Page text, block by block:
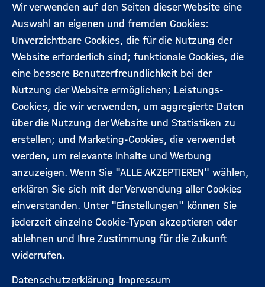
Wir verwenden auf den Seiten dieser Website eine
Auswahl an eigenen und fremden Cookies:
Unverzichtbare Cookies, die für die Nutzung der
Website erforderlich sind; funktionale Cookies, die
eine bessere Benutzerfreundlichkeit bei der
Nutzung der Website ermöglichen; Leistungs-
Cookies, die wir verwenden, um aggregierte Daten
über die Nutzung der Website und Statistiken zu
erstellen; und Marketing-Cookies, die verwendet
werden, um relevante Inhalte und Werbung
anzuzeigen. Wenn Sie "ALLE AKZEPTIEREN" wählen,
erklären Sie sich mit der Verwendung aller Cookies
einverstanden. Unter "Einstellungen" können Sie
jederzeit einzelne Cookie-Typen akzeptieren oder
ablehnen und Ihre Zustimmung für die Zukunft
widerrufen.
Datenschutzerklärung Impressum
Footermenü
(Hauptseite)
Aktuelles Kontakt
Veranstaltungen Datenschutz
Expert:innen Impressum
Folgen Sie uns: